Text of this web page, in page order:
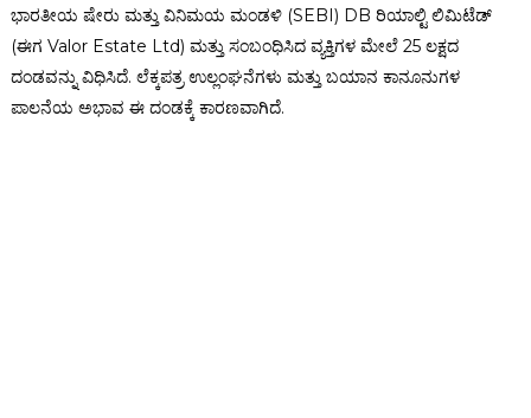
ಭಾರತೀಯ ಷೇರು ಮತ್ತು ವಿನಿಮಯ ಮಂಡಳಿ (SEBI) DB ರಿಯಾಲ್ಟಿ ಲಿಮಿಟೆಡ್
(ಈಗ Valor Estate Ltd) ಮತ್ತು ಸಂಬಂಧಿಸಿದ ವ್ಯಕ್ತಿಗಳ ಮೇಲೆ ₹25 ಲಕ್ಷದ
ದಂಡವನ್ನು ವಿಧಿಸಿದೆ. ಲೆಕ್ಕಪತ್ರ ಉಲ್ಲಂಘನೆಗಳು ಮತ್ತು ಬಯಾನ ಕಾನೂನುಗಳ
ಪಾಲನೆಯ ಅಭಾವ ಈ ದಂಡಕ್ಕೆ ಕಾರಣವಾಗಿದೆ.